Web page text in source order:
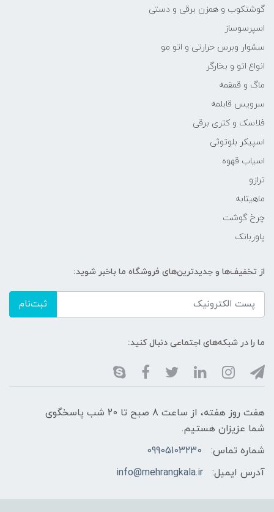
گوشتکوب و همزن برقی و دستی
اسپرسوساز
سشوار وبرس حرارتی و اتو مو
انواع اتو و بخارگر
ماگ و قمقمه
سرویس قابلمه
فلاسک و کتری برقی
اسپیکر بلوتوثی
اسیاب قهوه
ترازو
ماهیتابه
چرخ گوشت
پاوربانک
از تخفیف‌ها و جدیدترین‌های فروشگاه ما باخبر شوید:
ثبت‌نام
ما را در شبکه‌های اجتماعی دنبال کنید:
هفت روز هفته، از ساعت 8 صبح تا 20 شب پاسخگوی
شما عزیزان هستیم.
شماره تماس:
09905103230
آدرس ایمیل:
info@mehrangkala.ir